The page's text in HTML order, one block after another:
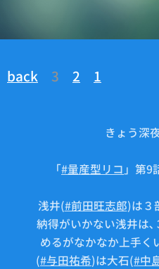
back 3 2 1
🤖きょう深
「#量産型リコ 」第9
浅井(#前田旺志郎)は３
納得がいかない浅井は
めるがなかなか上手
(#与田祐希)は大石(#中